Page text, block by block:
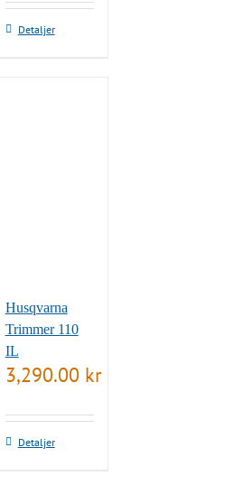
Detaljer
Husqvarna
Trimmer 110
IL
3,290.00 kr
Detaljer